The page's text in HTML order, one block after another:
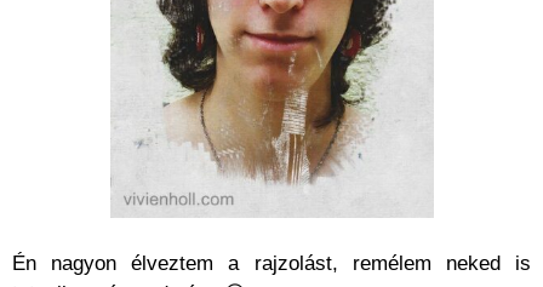
Én nagyon élveztem a rajzolást, remélem neked is